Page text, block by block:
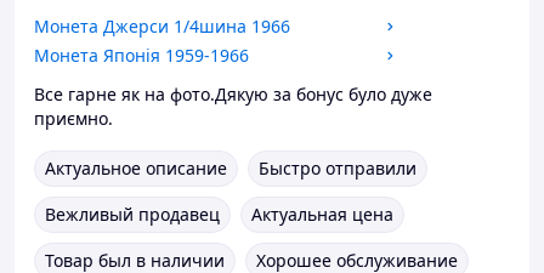
Монета Джерси 1/4шина 1966
Монета Японія 1959-1966
Все гарне як на фото.Дякую за бонус було дуже
приємно.
Актуальное описание
Быстро отправили
Вежливый продавец
Актуальная цена
Товар был в наличии
Хорошее обслуживание